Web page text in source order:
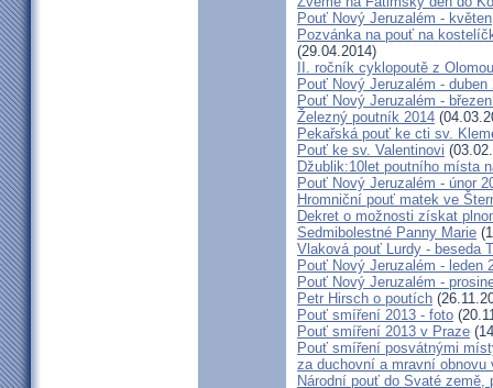
Pouť Nový Jeruzalém - květen
Pozvánka na pouť na
(29.04.2014)
II. ročník cyklopoutě z
Pouť Nový Jeruzalém - duben
Pouť Nový Jeruzalém -
Železný poutník 2014
Pekařská pouť ke cti sv.
Pouť ke sv. Valentinovi
Džublik:10let poutního místa
Pouť Nový Jeruzalém - únor
Hromniční pouť matek ve
Dekret o možnosti získat
Sedmibolestné Panny Marie
Vlaková pouť Lurdy - beseda
Pouť Nový Jeruzalém - leden
Pouť Nový Jeruzalém -
Petr Hirsch o poutích
Pouť smíření 2013 - foto
Pouť smíření 2013 v Praze
Pouť smíření posvátnými
za duchovní a mravní obnovu
Národní pouť do Svaté země,